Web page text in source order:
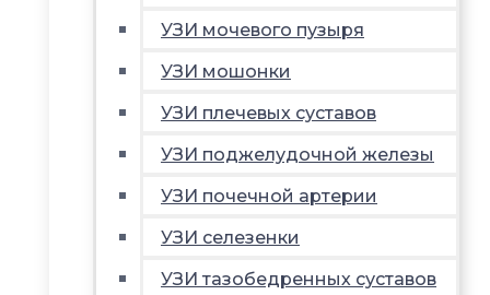
УЗИ мочевого пузыря
УЗИ мошонки
УЗИ плечевых суставов
УЗИ поджелудочной железы
УЗИ почечной артерии
УЗИ селезенки
УЗИ тазобедренных суставов